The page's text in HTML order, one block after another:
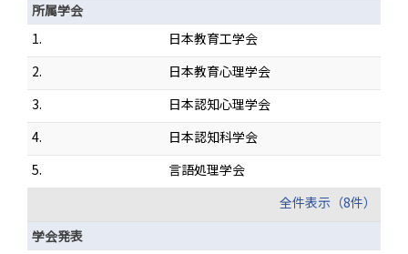
所属学会
1.
日本教育工学会
2.
日本教育心理学会
3.
日本認知心理学会
4.
日本認知科学会
5.
言語処理学会
全件表示（8件）
学会発表